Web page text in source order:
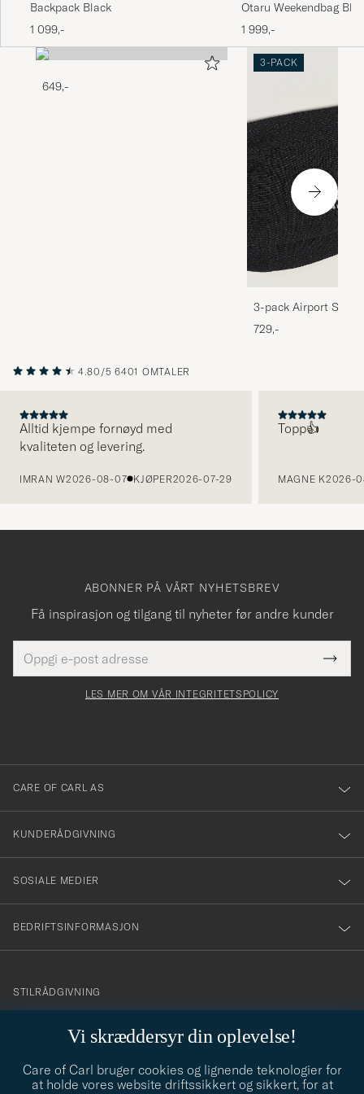
Backpack Black
1 099,-
Otaru Weekendbag
1 999,-
649,-
3-PACK
3-pack Airport
Melange
729,-
4.80/5 6401 OMTALER
Alltid kjempe fornøyd med
kvaliteten og levering.
IMRAN W2026-08-07 KJØPER2026-07-29
Topp👍
MAGNE K2026-
Vi skræddersyr din oplevelse!
Care of Carl bruger cookies og lignende teknologier for
at holde vores website driftssikkert og sikkert, for at
ABONNER PÅ VÅRT NYHETSBREV
Få inspirasjon og tilgang til nyheter før andre kunder
postadresse
felt
Tack
för
dig
till
vårt
nyhetsbrev!
LES MER OM VÅR INTEGRITETSPOLICY
CARE OF CARL AS
KUNDERÅDGIVNING
SOSIALE MEDIER
BEDRIFTSINFORMASJON
info@careofcarl.no
STILRÅDGIVNING
STILRÅDGIVNING